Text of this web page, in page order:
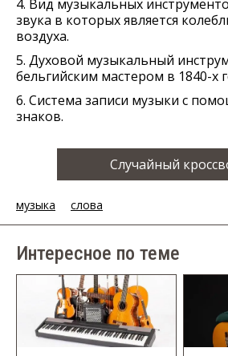
4. Вид музыкальных
звука в которых является
воздуха.
5. Духовой музыкальный
бельгийским мастером в 1840-х
6. Система записи музыки с
знаков.
Случайный
музыка слова
Интересное по теме